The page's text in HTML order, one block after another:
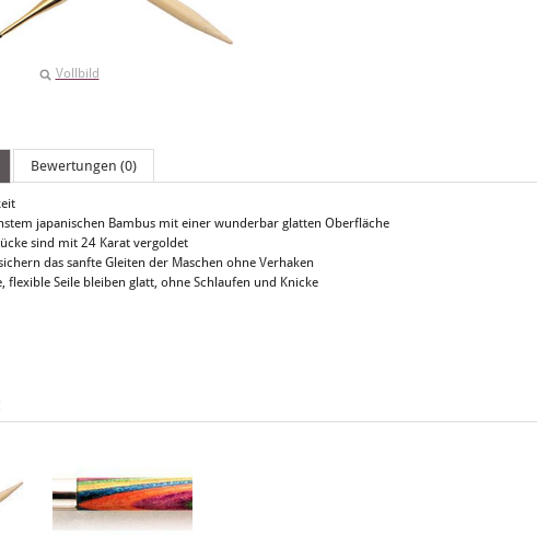
Vollbild
Bewertungen (0)
japanischen Bambus mit einer wunderbar glatten Oberfläche
sind mit 24 Karat vergoldet
das sanfte Gleiten der Maschen ohne Verhaken
flexible Seile bleiben glatt, ohne Schlaufen und Knicke